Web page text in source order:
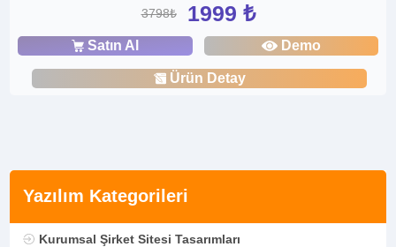
Yazılım Kategorileri
Kurumsal Şirket Sitesi Tasarımları
3798₺ 1999 ₺
Satın Al Demo
Ürün Detay